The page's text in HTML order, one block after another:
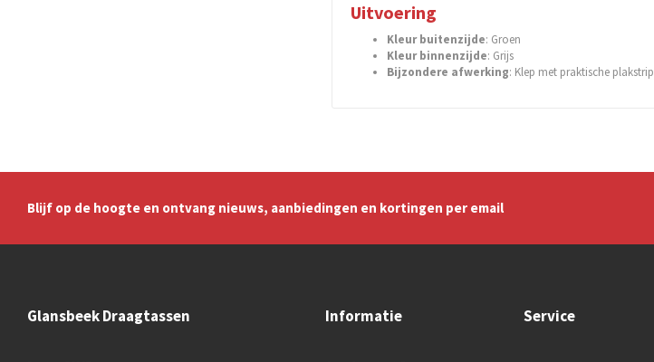
Uitvoering
Kleur buitenzijde: Groen
Kleur binnenzijde: Grijs
Bijzondere afwerking: Klep met praktische plakstrip
Blijf op de hoogte en ontvang nieuws, aanbiedingen en kortingen per email
Glansbeek Draagtassen Informatie Service